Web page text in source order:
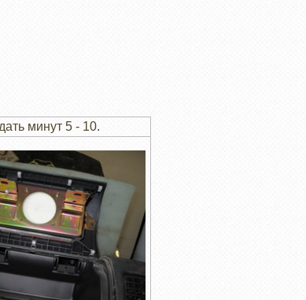
минут 5 - 10.